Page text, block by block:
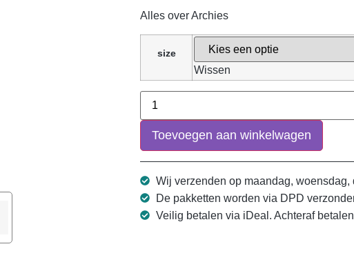
Alles over Archies
size
Wissen
Toevoegen aan winkelwagen
Wij verzenden op maandag, woensdag,
De pakketten worden via DPD
Veilig betalen via iDeal. Achteraf